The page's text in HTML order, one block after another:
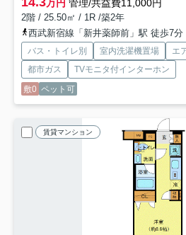
万円 管理/共益費11,000円
2階 / 25.50㎡ / 1R /築2年
西武新宿線「新井薬師前」駅 徒歩7分
バス・トイレ別 室内洗濯機置場 エ
都市ガス
TVモニタ付インターホン
敷0 ペット可
賃貸マンション